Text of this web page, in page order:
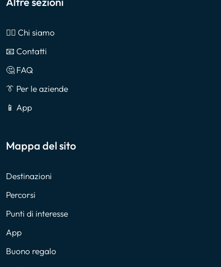
🙎‍♂️ Chi siamo
📧 Contatti
🤔 FAQ
👔 Per le aziende
📱 App
Mappa del sito
Destinazioni
Percorsi
Punti di interesse
App
Buono regalo